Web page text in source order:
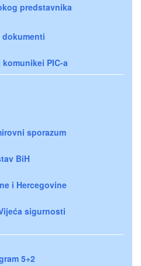
predstavnika
dokumenti
PIC-a
sporazum
BiH
i Hercegovine
sigurnosti
5+2